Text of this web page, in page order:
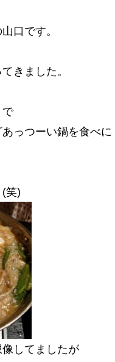
口です。
きました。
で
っつーい鍋を食べに
笑)
してましたが